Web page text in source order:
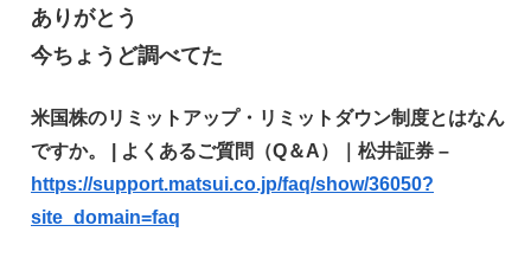
ありがとう
今ちょうど調べてた
米国株のリミットアップ・リミットダウン制度とはなん
ですか。 | よくあるご質問（Q＆A）｜松井証券 –
https://support.matsui.co.jp/faq/show/36050?
site_domain=faq